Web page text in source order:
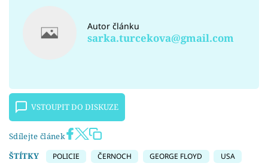
Autor článku
sarka.turcekova@gmail.com
VSTOUPIT DO DISKUZE
Sdílejte článek
ŠTÍTKY
POLICIE ČERNOCH GEORGE FLOYD
USA